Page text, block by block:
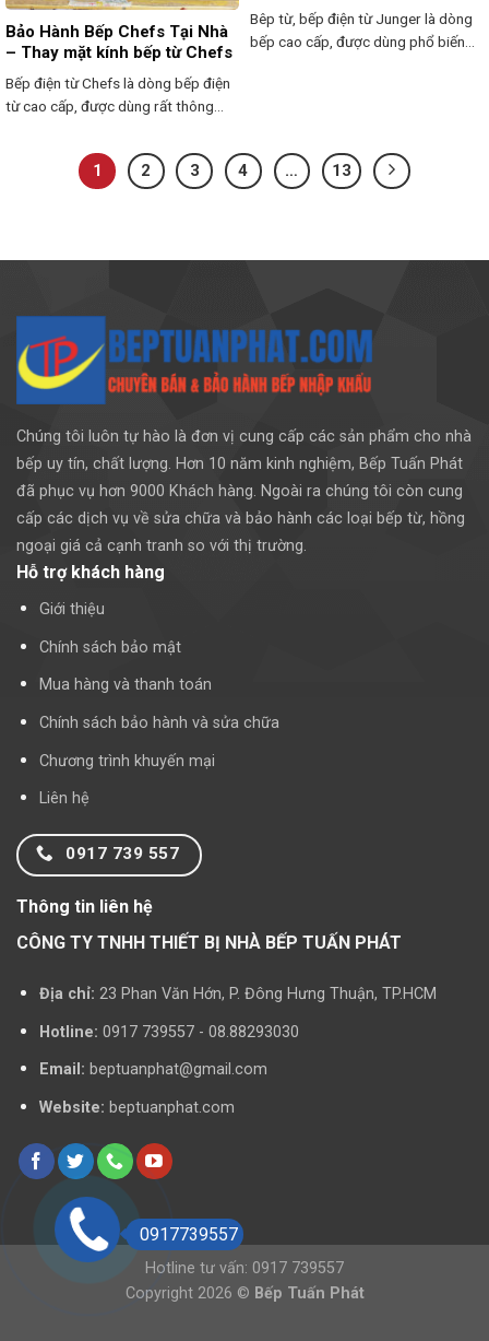
Bêp từ, bếp điện từ Junger là dòng
bếp cao cấp, được dùng phổ biến...
Bảo Hành Bếp Chefs Tại Nhà
– Thay mặt kính bếp từ Chefs
Bếp điện từ Chefs là dòng bếp điện
từ cao cấp, được dùng rất thông...
1 2 3 4 … 13
Chúng tôi luôn tự hào là đơn vị cung cấp các sản phẩm cho nhà
bếp uy tín, chất lượng. Hơn 10 năm kinh nghiệm, Bếp Tuấn Phát
đã phục vụ hơn 9000 Khách hàng. Ngoài ra chúng tôi còn cung
cấp các dịch vụ về sửa chữa và bảo hành các loại bếp từ, hồng
ngoại giá cả cạnh tranh so với thị trường.
Hỗ trợ khách hàng
Giới thiệu
Chính sách bảo mật
Mua hàng và thanh toán
Chính sách bảo hành và sửa chữa
Chương trình khuyến mại
Liên hệ
0917 739 557
Thông tin liên hệ
CÔNG TY TNHH THIẾT BỊ NHÀ BẾP TUẤN PHÁT
Địa chỉ: 23 Phan Văn Hớn, P. Đông Hưng Thuận, TP.HCM
Hotline: 0917 739557 - 08.88293030
Email: beptuanphat@gmail.com
Website: beptuanphat.com
Hotline tư vấn: 0917 739557
Copyright 2026 © Bếp Tuấn Phát
0917739557